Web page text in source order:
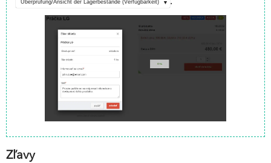
Überprüfung/Ansicht der Lagerbestände (Verfügbarkeit)
Zľavy